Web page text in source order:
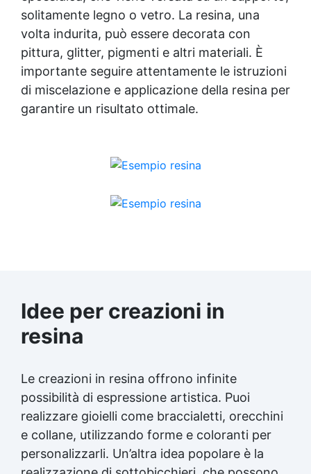
solitamente legno o vetro. La resina, una
volta indurita, può essere decorata con
pittura, glitter, pigmenti e altri materiali. È
importante seguire attentamente le istruzioni
di miscelazione e applicazione della resina per
garantire un risultato ottimale.
Idee per creazioni in
resina
Le creazioni in resina offrono infinite
possibilità di espressione artistica. Puoi
realizzare gioielli come braccialetti, orecchini
e collane, utilizzando forme e coloranti per
personalizzarli. Un’altra idea popolare è la